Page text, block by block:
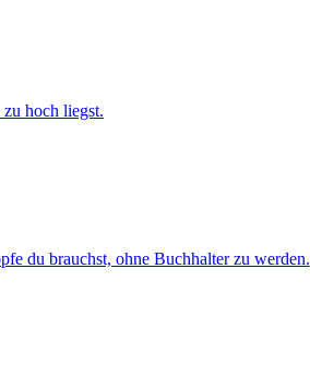
hoch liegst.
du brauchst, ohne Buchhalter zu werden.